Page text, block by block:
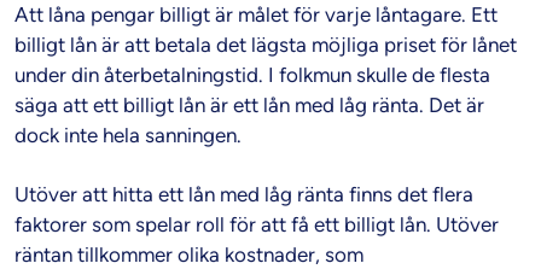
Att låna pengar billigt är målet för varje låntagare. Ett
billigt lån är att betala det lägsta möjliga priset för lånet
under din återbetalningstid. I folkmun skulle de flesta
säga att ett billigt lån är ett lån med låg ränta. Det är
dock inte hela sanningen.
Utöver att hitta ett lån med låg ränta finns det flera
faktorer som spelar roll för att få ett billigt lån. Utöver
räntan tillkommer olika kostnader, som